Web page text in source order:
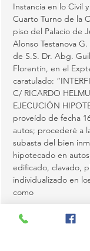
Instancia en lo Civil
Cuarto Turno de la
piso del Palacio de
Alonso Testanova
de S.S. Dr. Abg.
Florentín, en el
caratulado:
C/ RICARDO
EJECUCIÓN
proveído de fecha
autos; procederé a
subasta del bien
hipotecado en
edificado, clavado,
individualizado en
como
MATRÍCULA N.º